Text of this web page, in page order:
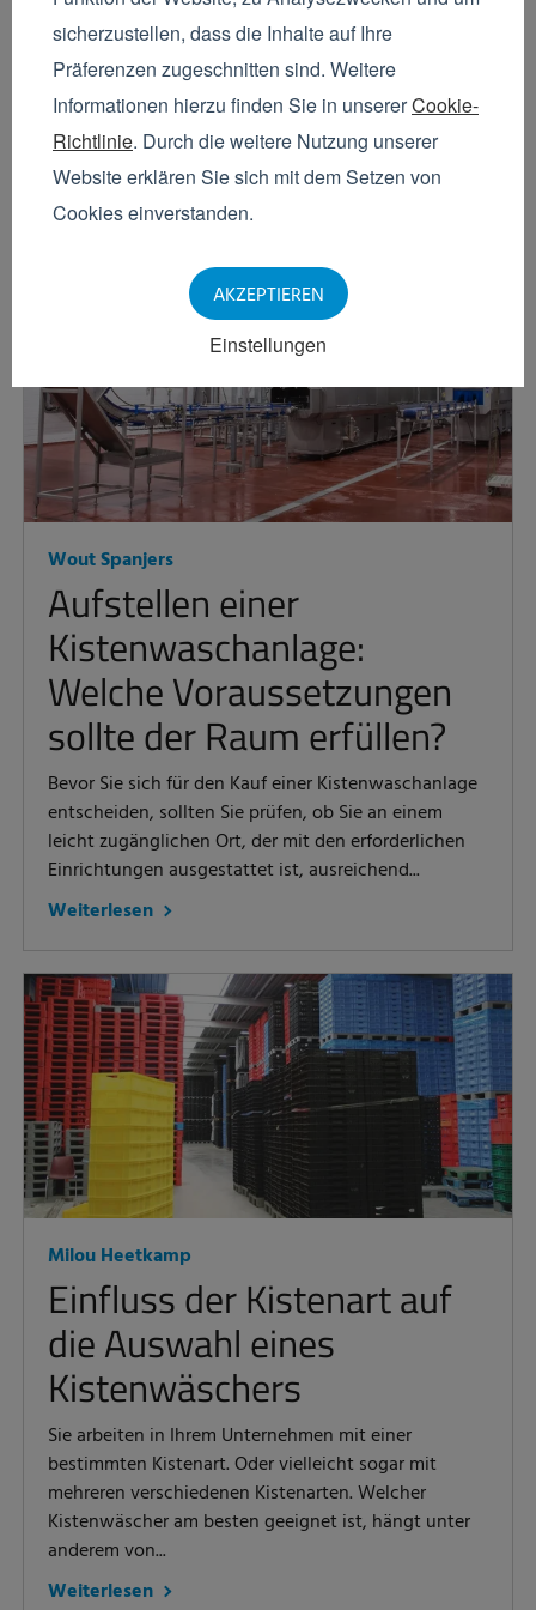
sicherzustellen, dass die Inhalte auf Ihre
Präferenzen zugeschnitten sind. Weitere
Informationen hierzu finden Sie in unsererCookie-
Richtlinie. Durch die weitere Nutzung unserer
Website erklären Sie sich mit dem Setzen von
Cookies einverstanden.
Einstellungen
AKZEPTIEREN
Um die Lebensmittelsicherheit garantieren zu
können, muss ein Unternehmen der
Lebensmittelindustrie unbedingt auf maximale
Hygiene achten. Zu dem Hygieneprotokoll gehört
auch das ‚saubere‘...
Weiterlesen
Wout Spanjers
Aufstellen einer
Kistenwaschanlage:
Welche Voraussetzungen
sollte der Raum erfüllen?
Bevor Sie sich für den Kauf einer Kistenwaschanlage
entscheiden, sollten Sie prüfen, ob Sie an einem
leicht zugänglichen Ort, der mit den erforderlichen
Einrichtungen ausgestattet ist, ausreichend...
Weiterlesen
Milou Heetkamp
Einfluss der Kistenart auf
die Auswahl eines
Kistenwäschers
Sie arbeiten in Ihrem Unternehmen mit einer
bestimmten Kistenart. Oder vielleicht sogar mit
mehreren verschiedenen Kistenarten. Welcher
Kistenwäscher am besten geeignet ist, hängt unter
anderem von...
Weiterlesen